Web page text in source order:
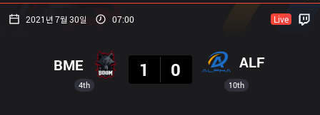
2021년 7월 30일 07:00 Live
4th
BME
1
0 ALF
10th